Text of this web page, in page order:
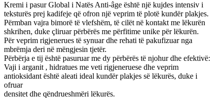
Kremi i pasur Global i Natës Anti-âge është një kujdes intensiv i
teksturës prej kadifeje që ofron një veprim të plotë kundër plakjes.
Përmban vajra bimorë të vlefshëm, të cilët në kontakt me lëkurën
shkrihen, duke çliruar përbërës me përfitime unike për lëkurën.
Për veprim rigjenerues të synuar dhe rehati të pakufizuar nga
mbrëmja deri në mëngjesin tjetër.
Përbërja e tij është pasuruar me dy përbërës të njohur dhe efektivë:
Vaji i arganit , hidratues me veti rigjeneruese dhe veprim
antioksidant është aleati ideal kundër plakjes së lëkurës, duke i
ofruar
densitet dhe qëndrueshmëri lëkurës.